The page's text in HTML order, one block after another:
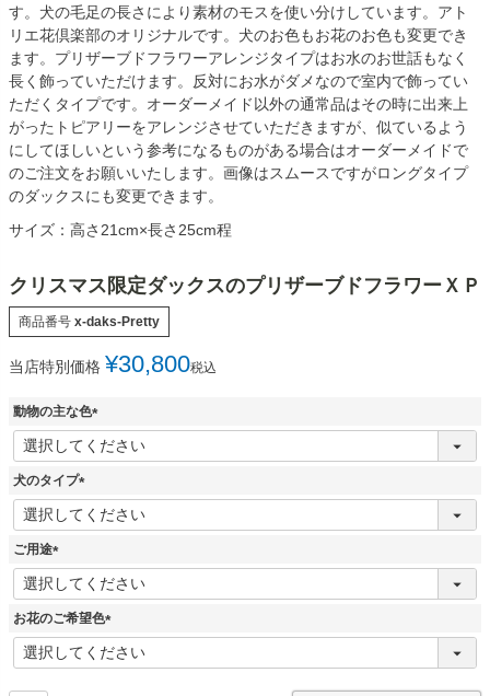
す。犬の毛足の長さにより素材のモスを使い分けしています。アト
リエ花倶楽部のオリジナルです。犬のお色もお花のお色も変更でき
ます。プリザーブドフラワーアレンジタイプはお水のお世話もなく
長く飾っていただけます。反対にお水がダメなので室内で飾ってい
ただくタイプです。オーダーメイド以外の通常品はその時に出来上
がったトピアリーをアレンジさせていただきますが、似ているよう
にしてほしいという参考になるものがある場合はオーダーメイドで
のご注文をお願いいたします。画像はスムースですがロングタイプ
のダックスにも変更できます。
サイズ：高さ21cm×長さ25cm程
クリスマス限定ダックスのプリザーブドフラワーＸＰ
商品番号 x-daks-Pretty
当店特別価格 ¥30,800税込
動物の主な色
(
必
犬のタイプ
(
必
ご用途
(
必
須
お花のご希望色
(
必